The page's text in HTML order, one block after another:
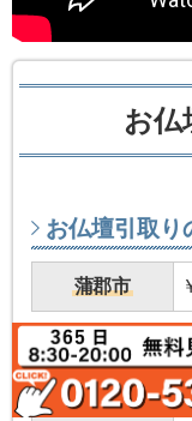
お仏
お仏壇引取り
蒲郡市
処分料金の目